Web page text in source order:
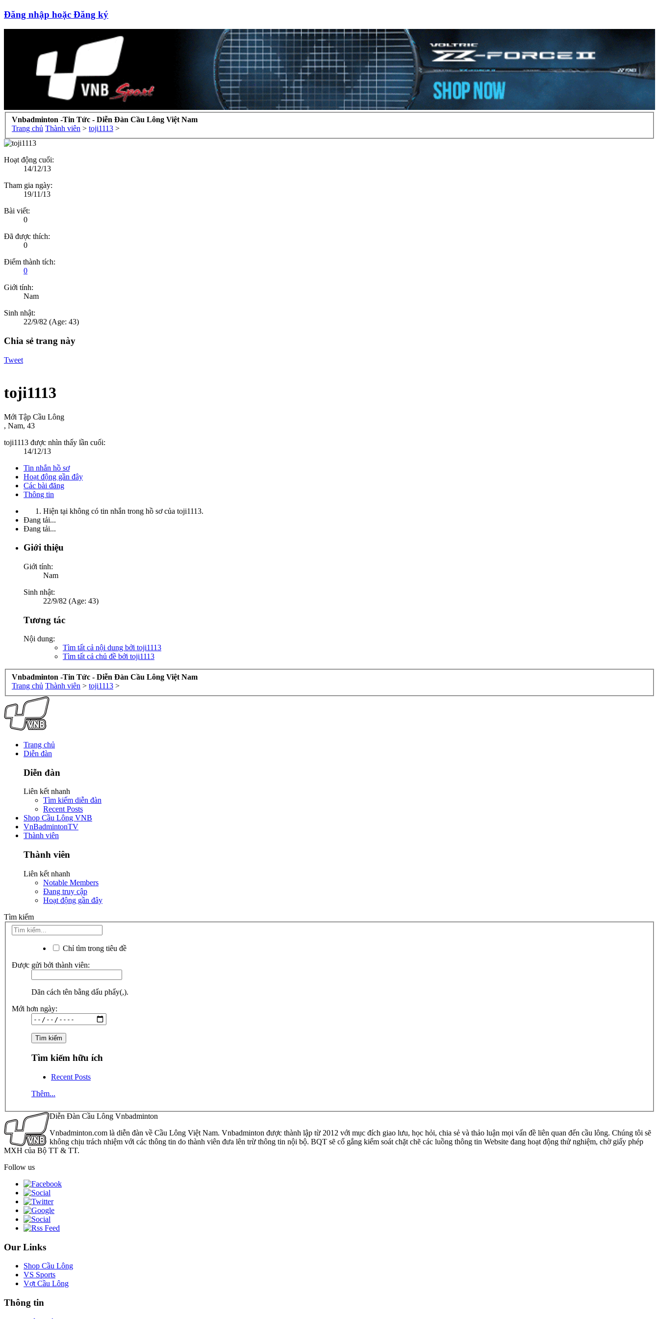
Đăng nhập hoặc Đăng ký
Vnbadminton -Tin Tức - Diễn Đàn Cầu Lông Việt Nam
Trang chủ Thành viên > toji1113 >
Hoạt động cuối:
14/12/13
Tham gia ngày:
19/11/13
Bài viết:
0
Đã được thích:
0
Điểm thành tích:
0
Giới tính:
Nam
Sinh nhật:
22/9/82 (Age: 43)
Chia sẻ trang này
Tweet
toji1113
Mới Tập Cầu Lông
, Nam, 43
toji1113 được nhìn thấy lần cuối:
14/12/13
Tin nhắn hồ sơ
Hoạt động gần đây
Các bài đăng
Thông tin
Hiện tại không có tin nhắn trong hồ sơ của toji1113.
Đang tải...
Đang tải...
Giới thiệu
Giới tính:
Nam
Sinh nhật:
22/9/82 (Age: 43)
Tương tác
Nội dung:
Tìm tất cả nội dung bởi toji1113
Tìm tất cả chủ đề bởi toji1113
Vnbadminton -Tin Tức - Diễn Đàn Cầu Lông Việt Nam
Trang chủ Thành viên > toji1113 >
Trang chủ
Diễn đàn
Diễn đàn
Liên kết nhanh
Tìm kiếm diễn đàn
Recent Posts
Shop Cầu Lông VNB
VnBadmintonTV
Thành viên
Thành viên
Liên kết nhanh
Notable Members
Đang truy cập
Hoạt động gần đây
Tìm kiếm
Chỉ tìm trong tiêu đề
Được gửi bởi thành viên:
Dãn cách tên bằng dấu phẩy(,).
Mới hơn ngày:
Tìm kiếm hữu ích
Recent Posts
Thêm...
Diễn Đàn Cầu Lông Vnbadminton
Vnbadminton.com là diễn đàn về Cầu Lông Việt Nam. Vnbadminton được thành lập từ 2012 với mục đích giao lưu, học hỏi, chia sẻ và thảo luận mọi vấn đề liên quan đến cầu lông. Chúng tôi sẽ
không chịu trách nhiệm với các thông tin do thành viên đưa lên trừ thông tin nội bộ. BQT sẽ cố gắng kiểm soát chặt chẽ các luồng thông tin Website đang hoạt động thử nghiệm, chờ giấy phép
MXH của Bộ TT & TT.
Follow us
Our Links
Shop Cầu Lông
VS Sports
Vợt Cầu Lông
Thông tin